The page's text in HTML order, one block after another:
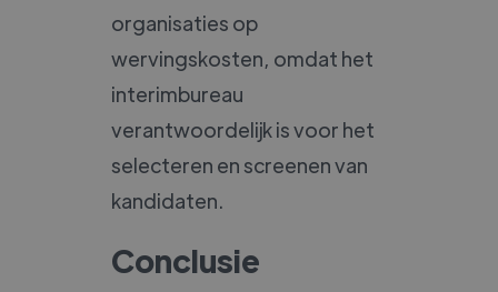
organisaties op
wervingskosten, omdat het
interimbureau
verantwoordelijk is voor het
selecteren en screenen van
kandidaten.
Conclusie